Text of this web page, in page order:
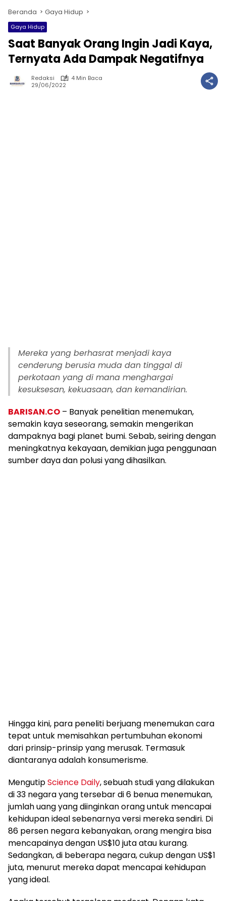
Beranda Gaya Hidup
Gaya Hidup
Saat Banyak Orang Ingin Jadi Kaya,
Ternyata Ada Dampak Negatifnya
Redaksi
4 Min Baca
29/06/2022
Mereka yang berhasrat menjadi kaya
cenderung berusia muda dan tinggal di
perkotaan yang di mana menghargai
kesuksesan, kekuasaan, dan kemandirian.
BARISAN.CO – Banyak penelitian menemukan,
semakin kaya seseorang, semakin mengerikan
dampaknya bagi planet bumi. Sebab, seiring dengan
meningkatnya kekayaan, demikian juga penggunaan
sumber daya dan polusi yang dihasilkan.
Hingga kini, para peneliti berjuang menemukan cara
tepat untuk memisahkan pertumbuhan ekonomi
dari prinsip-prinsip yang merusak. Termasuk
diantaranya adalah konsumerisme.
MengutipScience Daily, sebuah studi yang dilakukan
di 33 negara yang tersebar di 6 benua menemukan,
jumlah uang yang diinginkan orang untuk mencapai
kehidupan ideal sebenarnya versi mereka sendiri. Di
86 persen negara kebanyakan, orang mengira bisa
mencapainya dengan US$10 juta atau kurang.
Sedangkan, di beberapa negara, cukup dengan US$1
juta, menurut mereka dapat mencapai kehidupan
yang ideal.